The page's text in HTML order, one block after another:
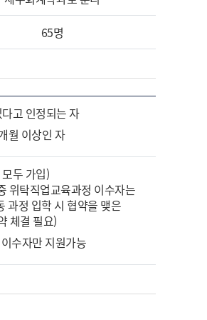
65명
고 인정되는 자
월 이상인 자
두 가입)
위탁직업교육과정 이수자는
과정 입학 시 협약을 맺은
체결 필요)
수자만 지원가능